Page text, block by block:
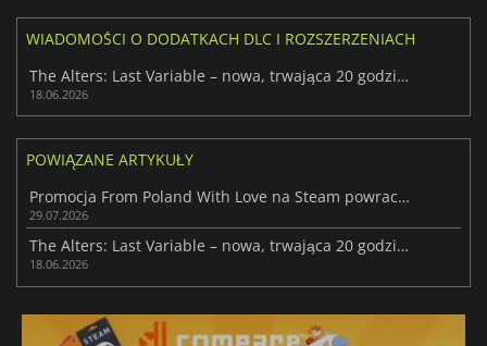
WIADOMOŚCI O DODATKACH DLC I ROZSZERZENIACH
The Alters: Last Variable – nowa, trwająca 20 godzin przygoda o przetrwaniu
18.06.2026
POWIĄZANE ARTYKUŁY
Promocja From Poland With Love na Steam powraca z ogromnymi rabatami
29.07.2026
The Alters: Last Variable – nowa, trwająca 20 godzin przygoda o przetrwaniu
18.06.2026